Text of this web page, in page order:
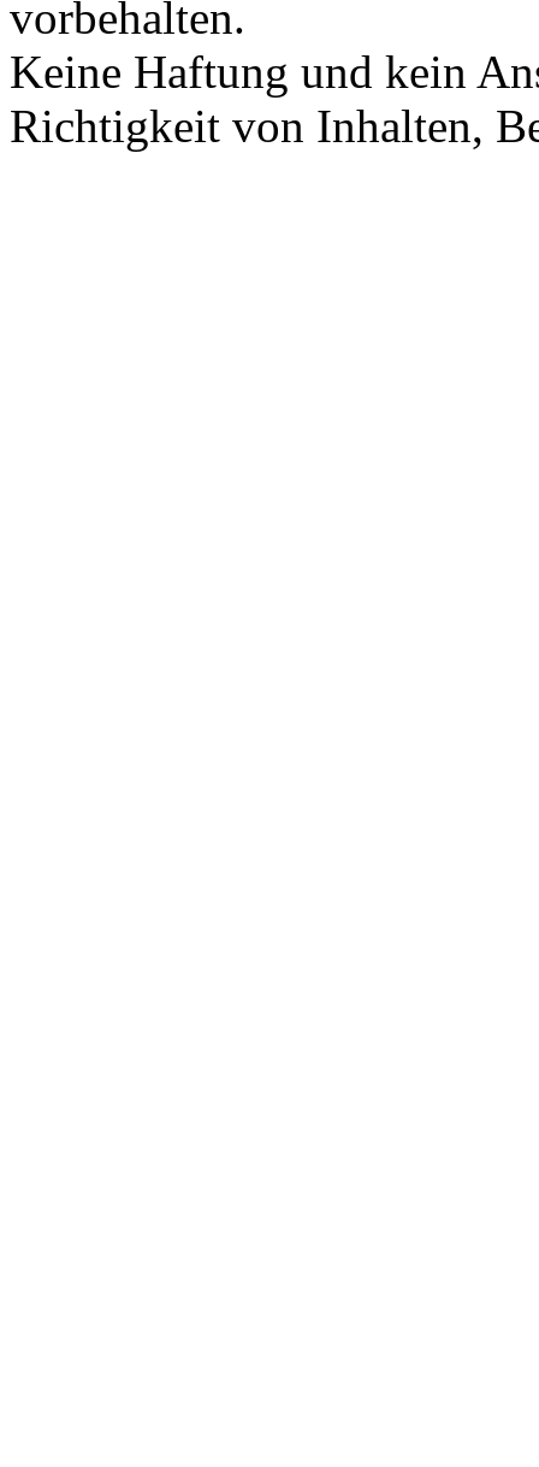
vorbehalten.
Keine Haftung und kein
Richtigkeit von Inhalten,